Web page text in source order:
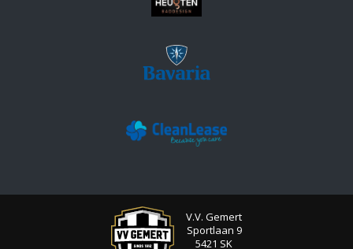
V.V. Gemert
Sportlaan 9
5421 SK